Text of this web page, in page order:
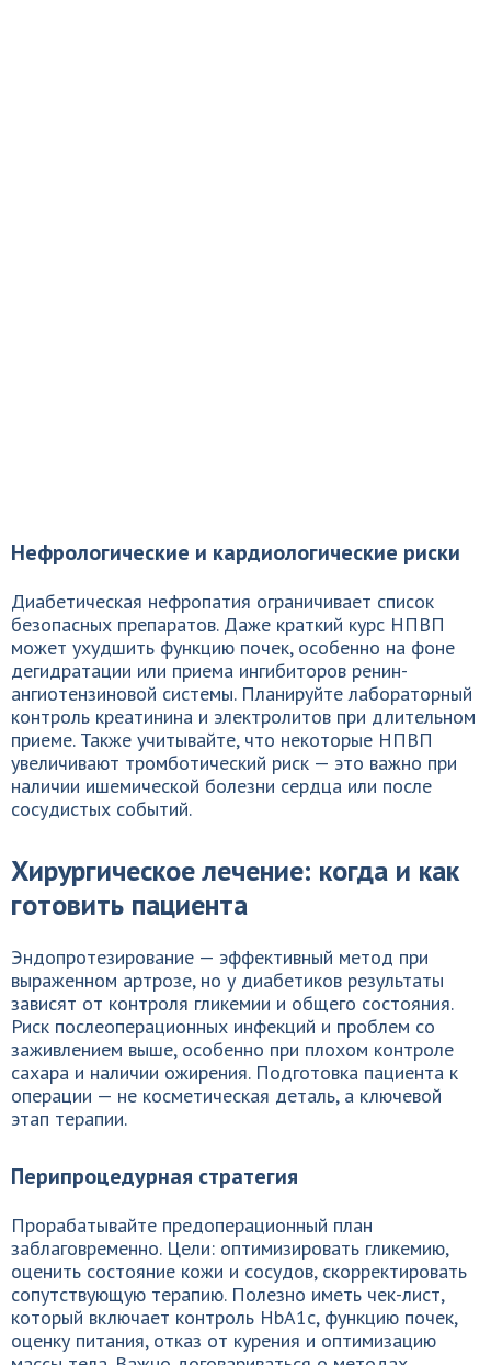
Нефрологические и кардиологические риски
Диабетическая нефропатия ограничивает список
безопасных препаратов. Даже краткий курс НПВП
может ухудшить функцию почек, особенно на фоне
дегидратации или приема ингибиторов ренин-
ангиотензиновой системы. Планируйте лабораторный
контроль креатинина и электролитов при длительном
приеме. Также учитывайте, что некоторые НПВП
увеличивают тромботический риск — это важно при
наличии ишемической болезни сердца или после
сосудистых событий.
Хирургическое лечение: когда и как
готовить пациента
Эндопротезирование — эффективный метод при
выраженном артрозе, но у диабетиков результаты
зависят от контроля гликемии и общего состояния.
Риск послеоперационных инфекций и проблем со
заживлением выше, особенно при плохом контроле
сахара и наличии ожирения. Подготовка пациента к
операции — не косметическая деталь, а ключевой
этап терапии.
Перипроцедурная стратегия
Прорабатывайте предоперационный план
заблаговременно. Цели: оптимизировать гликемию,
оценить состояние кожи и сосудов, скорректировать
сопутствующую терапию. Полезно иметь чек-лист,
который включает контроль HbA1c, функцию почек,
оценку питания, отказ от курения и оптимизацию